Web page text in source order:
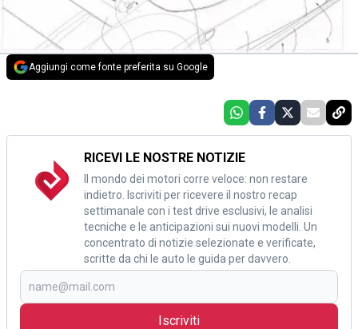
Aggiungi come fonte preferita su Google
RICEVI LE NOSTRE NOTIZIE
Il mondo dei motori corre veloce: non restare
indietro. Iscriviti per ricevere il nostro recap
settimanale con i test drive esclusivi, le analisi
tecniche e le anticipazioni sui nuovi modelli. Un
concentrato di notizie selezionate e verificate,
scritte da chi le auto le guida per davvero.
Iscriviti